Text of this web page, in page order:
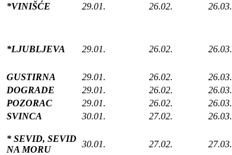
*VINIŠĆE 29.01. 26.02. 26.03.
*LJUBLJEVA 29.01. 26.02. 26.03.
GUSTIRNA 29.01. 26.02. 26.03.
DOGRADE
29.01. 26.02. 26.03.
POZORAC
29.01. 26.02. 26.03.
SVINCA
30.01. 27.02. 26.03.
* SEVID, SEVID
NA MORU
30.01. 27.02. 27.03.